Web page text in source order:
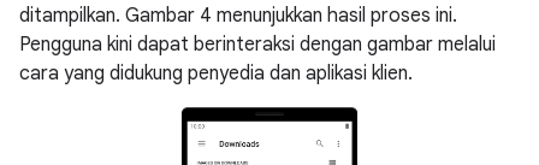
ditampilkan. Gambar 4 menunjukkan hasil proses ini.
Pengguna kini dapat berinteraksi dengan gambar melalui
cara yang didukung penyedia dan aplikasi klien.